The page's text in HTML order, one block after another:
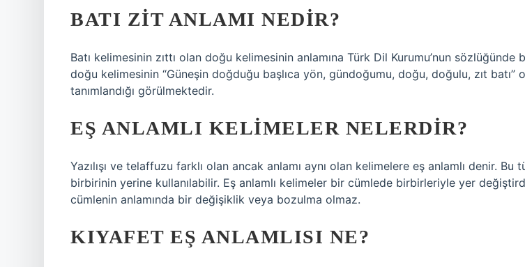
BATI ZIT ANLAMI NEDIR?
Batı kelimesinin zıttı olan doğu kelimesinin anlamına Türk Dil Kurumu’nun sözlüğünde
doğu kelimesinin “Güneşin doğduğu başlıca yön, gündoğumu, doğu, doğulu, zıt batı”
tanımlandığı görülmektedir.
EŞ ANLAMLI KELIMELER NELERDIR?
Yazılışı ve telaffuzu farklı olan ancak anlamı aynı olan kelimelere eş anlamlı denir. Bu
birbirinin yerine kullanılabilir. Eş anlamlı kelimeler bir cümlede birbirleriyle yer
cümlenin anlamında bir değişiklik veya bozulma olmaz.
KIYAFET EŞ ANLAMLISI NE?